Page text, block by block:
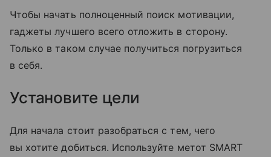
Чтобы начать полноценный поиск мотивации,
гаджеты лучшего всего отложить в сторону.
Только в таком случае получиться погрузиться
в себя.
Установите цели
Для начала стоит разобраться с тем, чего
вы хотите добиться. Используйте метот SMART